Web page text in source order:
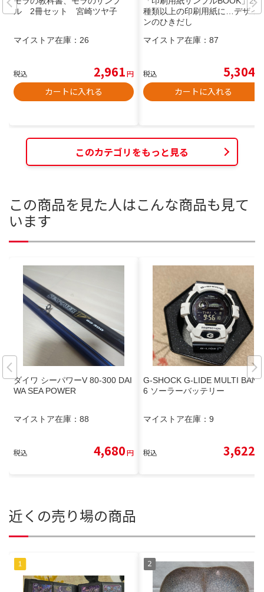
ル 2冊セット 宮崎ツヤ子
マイストア在庫： 26
税込 2,961円
カートに入れる
種類以上の印刷用紙に…デザイ
ンのひきだし
マイストア在庫： 87
税込 5,304
カートに入れる
このカテゴリをもっと見る
この商品を見た人はこんな商品も見て
います
ダイワ シーパワーV 80-300 DAI
WA SEA POWER
マイストア在庫： 88
税込 4,680円
G-SHOCK G-LIDE MULTI BAND
6 ソーラーバッテリー
マイストア在庫： 9
税込 3,622
近くの売り場の商品